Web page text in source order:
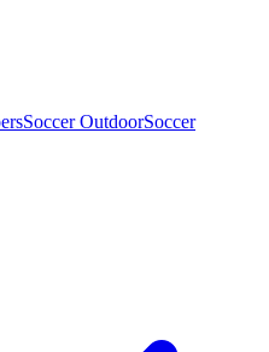
Soccer OutdoorSoccer